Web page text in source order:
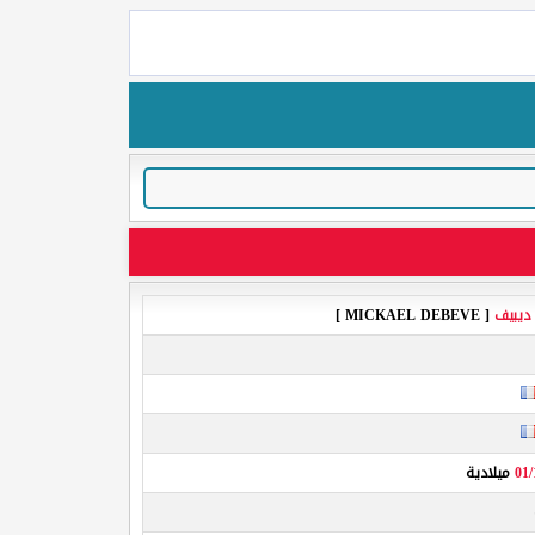
ديبيف [ MICKAEL DEBEVE ]
ميلادية